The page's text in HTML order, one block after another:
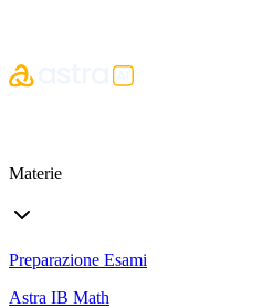
Materie
Preparazione Esami
Astra IB Math